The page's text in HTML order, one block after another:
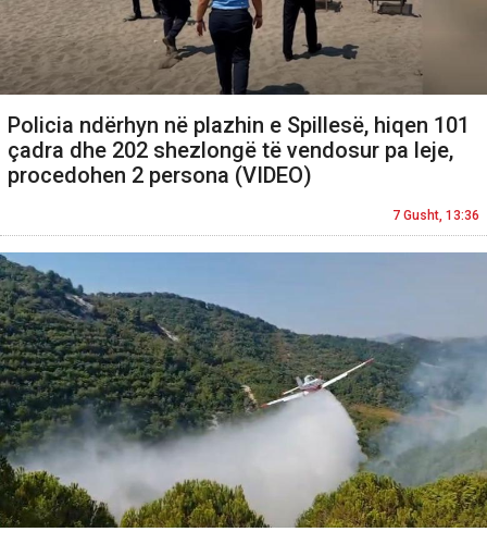
Policia ndërhyn në plazhin e Spillesë, hiqen 101
çadra dhe 202 shezlongë të vendosur pa leje,
procedohen 2 persona (VIDEO)
7 Gusht, 13:36